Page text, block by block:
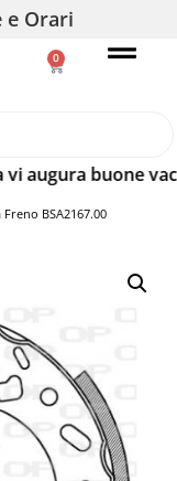
e Orari
0
buone
Freno BSA2167.00